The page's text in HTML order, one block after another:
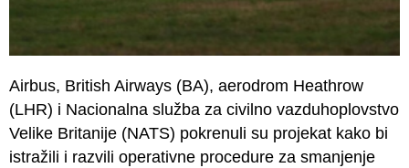
Airbus, British Airways (BA), aerodrom Heathrow
(LHR) i Nacionalna služba za civilno vazduhoplovstvo
Velike Britanije (NATS) pokrenuli su projekat kako bi
istražili i razvili operativne procedure za smanjenje